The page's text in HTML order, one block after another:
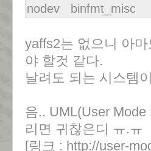
nodev binfmt_misc
yaffs2는 없으니 아
야 할것 같다.
날려도 되는 시스템
음.. UML(User
리면 귀찮은디 ㅠ.ㅠ
[링크 : http://user-